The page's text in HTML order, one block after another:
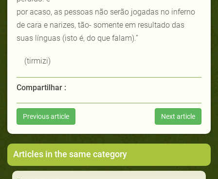
por acaso, as pessoas não serão jogadas no inferno
de cara e narizes, tão- somente em resultado das
suas línguas (isto é, do que falam).”
(tirmizi)
Compartilhar :
Previous article Next article
Articles in the same category